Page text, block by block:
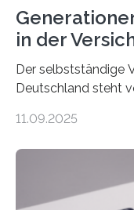
in der
Der selbstständige
Deutschland steht
Dr. Matthias
Bundesverbands
durchgeführt
Antworten von
11.09.2025